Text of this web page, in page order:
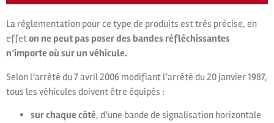
La règlementation pour ce type de produits est très précise, en
effeton ne peut pas poser des bandes réfléchissantes
n’importe où sur un véhicule.
Selon l’arrêté du 7 avril 2006 modifiant l’arrêté du 20 janvier 1987,
tous les véhicules doivent être équipés :
sur chaque côté, d’une bande de signalisation horizontale